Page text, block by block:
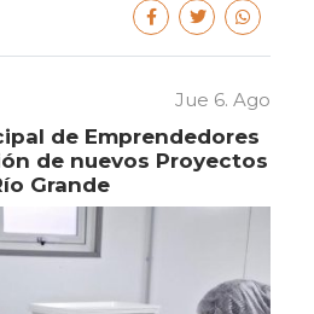
Jue 6. Ago
de Emprendedores
de nuevos Proyectos
Grande